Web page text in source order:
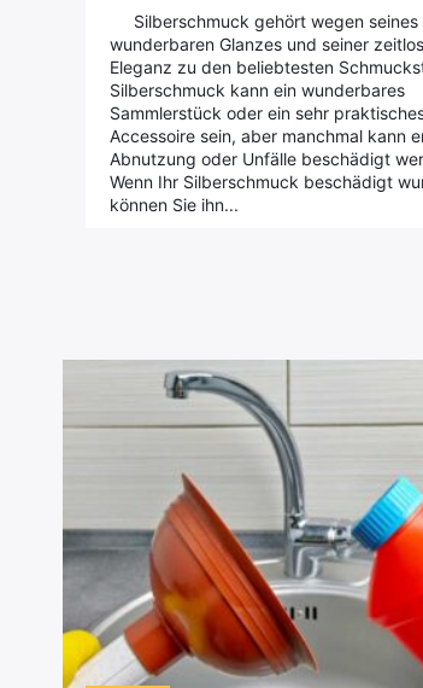
Silberschmuck gehört wegen seines
wunderbaren Glanzes und seiner
Eleganz zu den beliebtesten
Silberschmuck kann ein wunderbares
Sammlerstück oder ein sehr
Accessoire sein, aber manchmal kann
Abnutzung oder Unfälle beschädigt
Wenn Ihr Silberschmuck beschädigt
können Sie ihn...